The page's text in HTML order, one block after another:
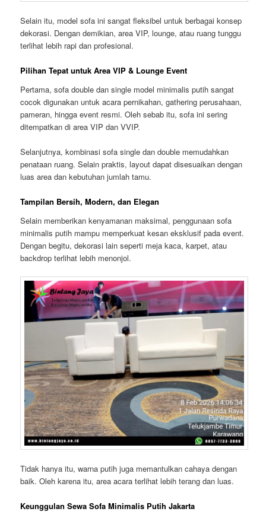
Selain itu, model sofa ini sangat fleksibel untuk berbagai konsep
dekorasi. Dengan demikian, area VIP, lounge, atau ruang tunggu
terlihat lebih rapi dan profesional.
Pilihan Tepat untuk Area VIP & Lounge Event
Pertama, sofa double dan single model minimalis putih sangat
cocok digunakan untuk acara pernikahan, gathering perusahaan,
pameran, hingga event resmi. Oleh sebab itu, sofa ini sering
ditempatkan di area VIP dan VVIP.
Selanjutnya, kombinasi sofa single dan double memudahkan
penataan ruang. Selain praktis, layout dapat disesuaikan dengan
luas area dan kebutuhan jumlah tamu.
Tampilan Bersih, Modern, dan Elegan
Selain memberikan kenyamanan maksimal, penggunaan sofa
minimalis putih mampu memperkuat kesan eksklusif pada event.
Dengan begitu, dekorasi lain seperti meja kaca, karpet, atau
backdrop terlihat lebih menonjol.
Tidak hanya itu, warna putih juga memantulkan cahaya dengan
baik. Oleh karena itu, area acara terlihat lebih terang dan luas.
Keunggulan Sewa Sofa Minimalis Putih Jakarta